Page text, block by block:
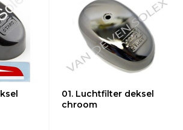
01. Luchtfilter deksel
chroom